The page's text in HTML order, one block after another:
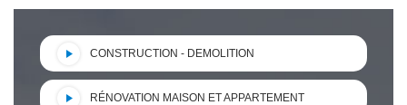
CONSTRUCTION - DEMOLITION
RÉNOVATION MAISON ET APPARTEMENT